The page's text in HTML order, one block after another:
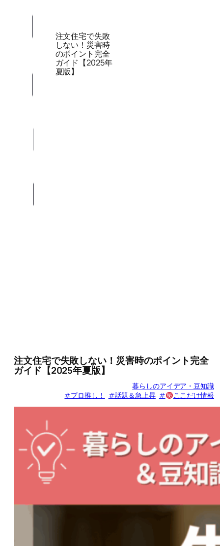
注文住宅で失敗
しない！災害時
のポイント完全
ガイド【2025年
夏版】
注文住宅で失敗しない！災害時のポイント完全
ガイド【2025年夏版】
暮らしのアイデア・豆知識
#プロ推し！
#話題＆急上昇 # ここだけ情報